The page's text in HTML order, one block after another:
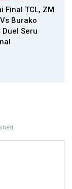
Final TCL, ZM
Burako
Duel Seru